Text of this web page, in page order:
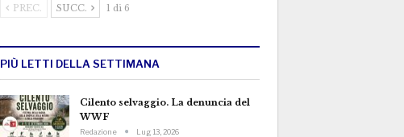
PREC. SUCC. 1 di 6
PIÙ LETTI DELLA SETTIMANA
Cilento selvaggio. La denuncia del
WWF
Redazione Lug 13, 2026